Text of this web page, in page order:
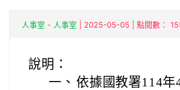
人事室 - 人事室 | 2025-05-05 | 點閱數：
說明：
一、 依據國教署114